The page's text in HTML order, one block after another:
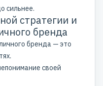
сильнее.
стратегии и
бренда
бренда — это
.
своей